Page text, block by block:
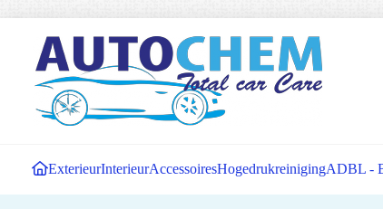
ExterieurInterieurAccessoiresHogedrukreinigingADBL -